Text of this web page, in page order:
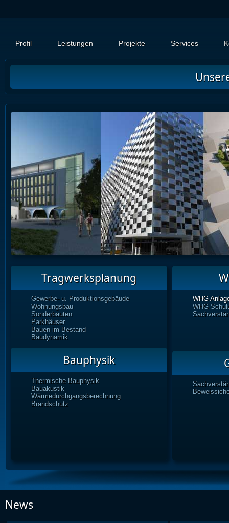
Profil Leistungen Projekte Services
Tragwerksplanung
Gewerbe- u. Produktionsgebäude
Wohnungsbau
Sonderbauten
Parkhäuser
Bauen im Bestand
Baudynamik
Bauphysik
Thermische Bauphysik
Bauakustik
Wärmedurchgangsberechnung
Brandschutz
WHG
WHG
News